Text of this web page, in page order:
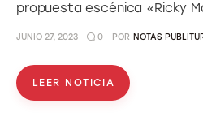
propuesta escénica «Ricky
JUNIO 27, 2023 0 POR NOTAS
LEER NOTICIA